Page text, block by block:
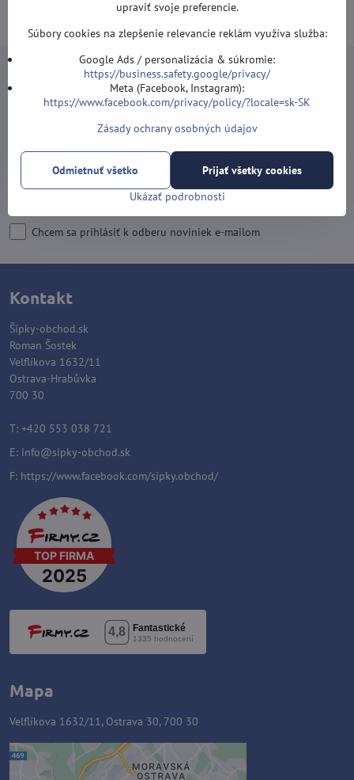
Doprava od 100 EUR ZDARMA(Platí pri platbe prevodom alebo
Newsletter
Odoberať naše novinky:
Odoberať
Chcem sa prihlásiť k odberu noviniek e-mailom
Kontakt
Šípky-obchod.sk
Roman Šostek
Velflíkova 1632/11
Ostrava-Hrabůvka
700 30
T: +420 553 038 721
E: info@sipky-obchod.sk
F: https://www.facebook.com/sipky.obchod/
Mapa
Velflíkova 1632/11, Ostrava 30, 700 30
upraviť svoje preferencie.
Súbory cookies na zlepšenie relevancie reklám využíva služba:
Google Ads / personalizácia & súkromie:
https://business.safety.google/privacy/
Meta (Facebook, Instagram):
https://www.facebook.com/privacy/policy/?locale=sk-SK
Zásady ochrany osobných údajov
Ukázať podrobnosti
Prijať všetky cookies
Odmietnuť všetko